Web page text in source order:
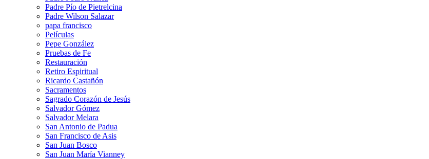
Padre Pío de Pietrelcina
Padre Wilson Salazar
papa francisco
Películas
Pepe González
Pruebas de Fe
Restauración
Retiro Espiritual
Ricardo Castañón
Sacramentos
Sagrado Corazón de Jesús
Salvador Gómez
Salvador Melara
San Antonio de Padua
San Francisco de Asis
San Juan Bosco
San Juan María Vianney